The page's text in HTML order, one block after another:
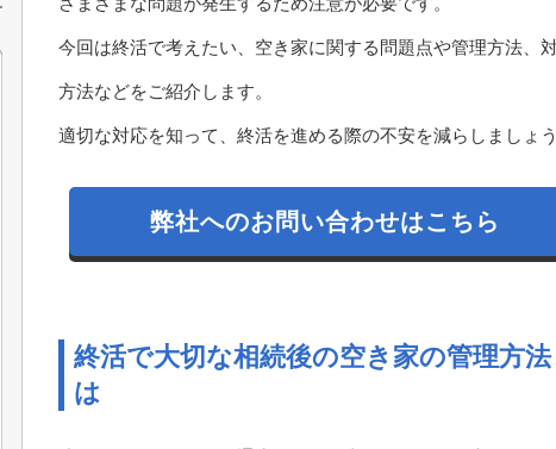
今回は終活で考えたい、空き家に関する問題点や管理方法、
方法などをご紹介します。
適切な対応を知って、終活を進める際の不安を減らしましょう
弊社へのお問い合わせはこちら
終活で大切な相続後の空き家の管理方法
は